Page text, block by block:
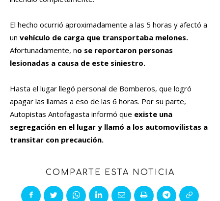
El hecho ocurrió aproximadamente a las 5 horas y afectó a
un vehículo de carga que transportaba melones.
Afortunadamente, no se reportaron personas
lesionadas a causa de este siniestro.
Hasta el lugar llegó personal de Bomberos, que logró
apagar las llamas a eso de las 6 horas. Por su parte,
Autopistas Antofagasta informó que existe una
segregación en el lugar y llamó a los automovilistas a
transitar con precaución.
COMPARTE ESTA NOTICIA